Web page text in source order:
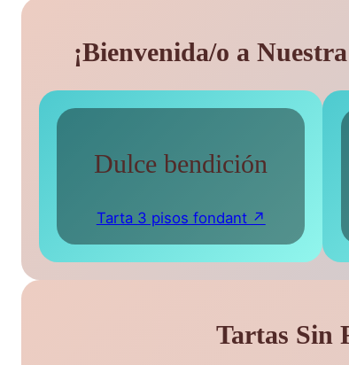
¡Bienvenida/o a
Dulce bendición
Tarta 3 pisos fondant ↗
Tartas Sin